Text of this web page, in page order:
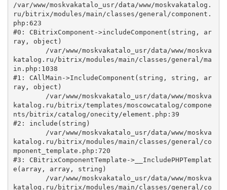
/var/www/moskvakatalo_usr/data/www/moskvakatalog.
ru/bitrix/modules/main/classes/general/component.
php:623
#0: CBitrixComponent->includeComponent(string, ar
ray, object)
katalog.ru/bitrix/modules/main/classes/general/ma
in.php:1038
#1: CAllMain->IncludeComponent(string, string, ar
ray, object)
katalog.ru/bitrix/templates/moscowcatalog/compone
nts/bitrix/catalog/onecity/element.php:39
#2: include(string)
katalog.ru/bitrix/modules/main/classes/general/co
mponent_template.php:720
#3: CBitrixComponentTemplate->__IncludePHPTemplat
e(array, array, string)
katalog.ru/bitrix/modules/main/classes/general/co